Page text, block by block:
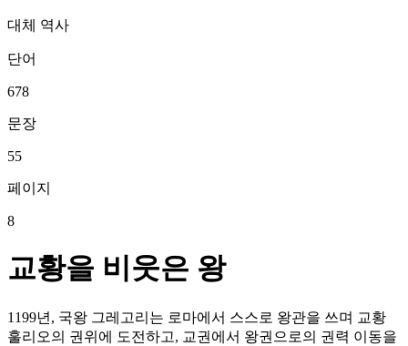
대체 역사
단어
678
문장
55
페이지
8
교황을 비웃은 왕
1199년, 국왕 그레고리는 로마에서 스스로 왕관을 쓰며 교황
훌리오의 권위에 도전하고, 교권에서 왕권으로의 권력 이동을